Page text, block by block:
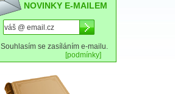
NOVINKY E-MAILEM
Souhlasím se zasíláním e-mailu.
[podmínky]